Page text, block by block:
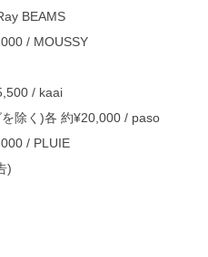
BEAMS
/ MOUSSY
/ kaai
除く)各 約¥20,000 / paso
/ PLUIE
)